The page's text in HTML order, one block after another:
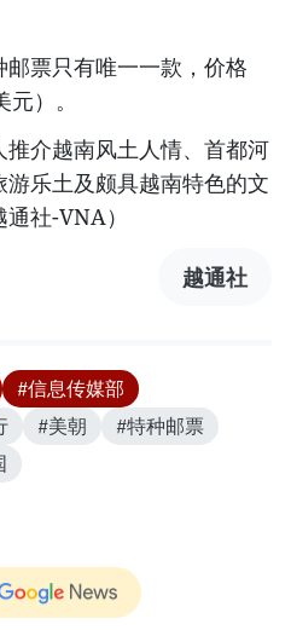
票只有唯一一款，价格
）。
介越南风土人情、首都河
乐土及颇具越南特色的文
社-VNA）
越通社
#信息传媒部
#美朝
#特种邮票